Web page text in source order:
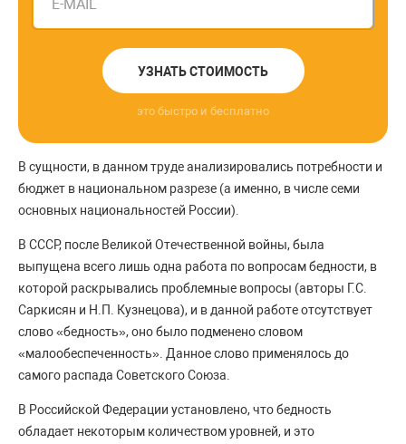
E-MAIL
УЗНАТЬ СТОИМОСТЬ
это быстро и бесплатно
В сущности, в данном труде анализировались потребности и
бюджет в национальном разрезе (а именно, в числе семи
основных национальностей России).
В СССР, после Великой Отечественной войны, была
выпущена всего лишь одна работа по вопросам бедности, в
которой раскрывались проблемные вопросы (авторы Г.С.
Саркисян и Н.П. Кузнецова), и в данной работе отсутствует
слово «бедность», оно было подменено словом
«малообеспеченность». Данное слово применялось до
самого распада Советского Союза.
В Российской Федерации установлено, что бедность
обладает некоторым количеством уровней, и это